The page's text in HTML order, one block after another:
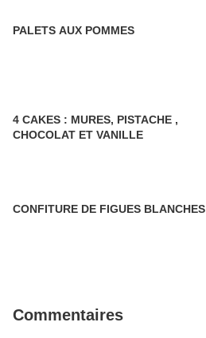
PALETS AUX POMMES
4 CAKES : MURES, PISTACHE ,
CHOCOLAT ET VANILLE
CONFITURE DE FIGUES BLANCHES
Commentaires